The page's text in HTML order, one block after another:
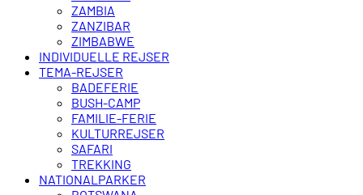
ZAMBIA
ZANZIBAR
ZIMBABWE
INDIVIDUELLE REJSER
TEMA-REJSER
BADEFERIE
BUSH-CAMP
FAMILIE-FERIE
KULTURREJSER
SAFARI
TREKKING
NATIONALPARKER